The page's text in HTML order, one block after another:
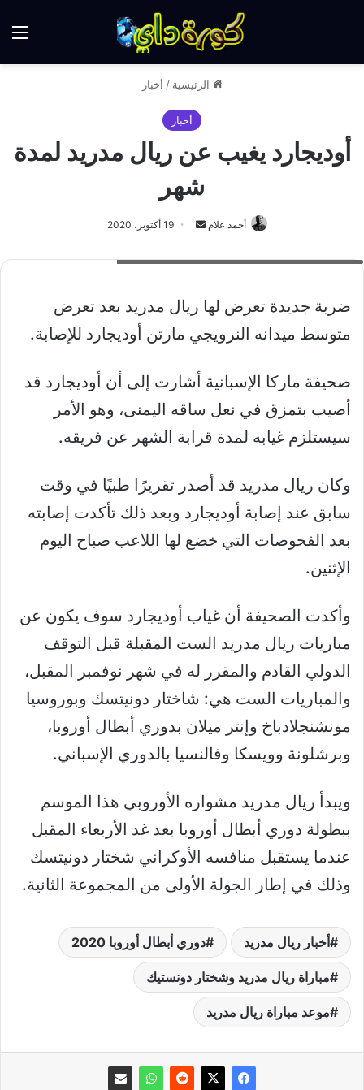
الرئيسية / أخبار
أخبار
أوديجارد يغيب عن ريال مدريد لمدة
شهر
أحمد علام
أرسل
إلكترونيا
19 أكتوبر، 2020
ضربة جديدة تعرض لها ريال مدريد بعد تعرض
متوسط ميدانه النرويجي مارتن أوديجارد للإصابة.
صحيفة ماركا الإسبانية أشارت إلى أن أوديجارد قد
أصيب بتمزق في نعل ساقه اليمنى، وهو الأمر
سيستلزم غيابه لمدة قرابة الشهر عن فريقه.
وكان ريال مدريد قد أصدر تقريرًا طبيًا في وقت
سابق عند إصابة أوديجارد وبعد ذلك تأكدت إصابته
بعد الفحوصات التي خضع لها اللاعب صباح اليوم
الإثنين.
وأكدت الصحيفة أن غياب أوديجارد سوف يكون عن
مباريات ريال مدريد الست المقبلة قبل التوقف
الدولي القادم والمقرر له في شهر نوفمبر المقبل،
والمباريات الست هي: شاختار دونيتسك وبوروسيا
مونشنجلادباخ وإنتر ميلان بدوري أبطال أوروبا،
وبرشلونة وويسكا وفالنسيا بالدوري الإسباني.
ويبدأ ريال مدريد مشواره الأوروبي هذا الموسم
ببطولة دوري أبطال أوروبا بعد غد الأربعاء المقبل
عندما يستقبل منافسه الأوكراني شختار دونيتسك
وذلك في إطار الجولة الأولى من المجموعة الثانية.
أخبار ريال مدريد دوري أبطال أوروبا 2020
مباراة ريال مدريد وشختار دونستيك
موعد مباراة ريال مدريد